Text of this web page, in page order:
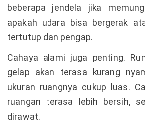
beberapa jendela jika
apakah udara bisa bergerak
tertutup dan pengap.
Cahaya alami juga penting.
gelap akan terasa kurang
ukuran ruangnya cukup luas.
ruangan terasa lebih bersih,
dirawat.